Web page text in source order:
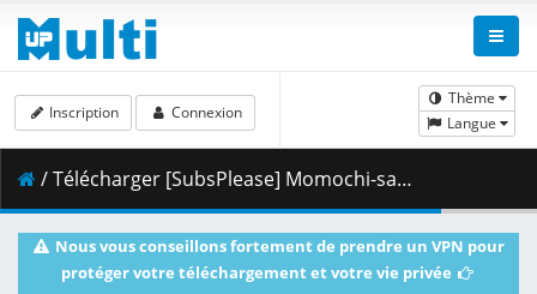
Thème
Langue
Inscription Connexion
/ Télécharger [SubsPlease] Momochi-san Chi no Ayakashi Ouji - 09v2 (1080p) [2FEDDD47].mkv.001 ( 467.60 MB )
Nous vous conseillons fortement de prendre un VPN pour
protéger votre téléchargement et votre vie privée